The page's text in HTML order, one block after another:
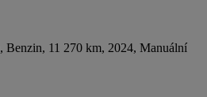
, Benzin, 11 270 km, 2024, Manuální